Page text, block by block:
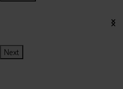
Next